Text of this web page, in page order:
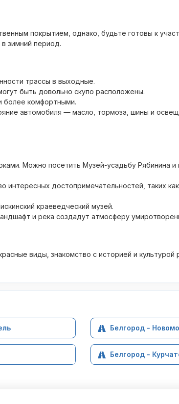
покрытием, однако, будьте готовы к
зимний период.
трассы в выходные.
быть довольно скупо расположены.
более комфортными.
автомобиля — масло, тормоза, шины и
Можно посетить Музей-усадьбу Рябинина
достопримечательностей, таких
краеведческий музей.
и река создадут атмосферу
виды, знакомство с историей и культурой
Белгород -
Белгород -